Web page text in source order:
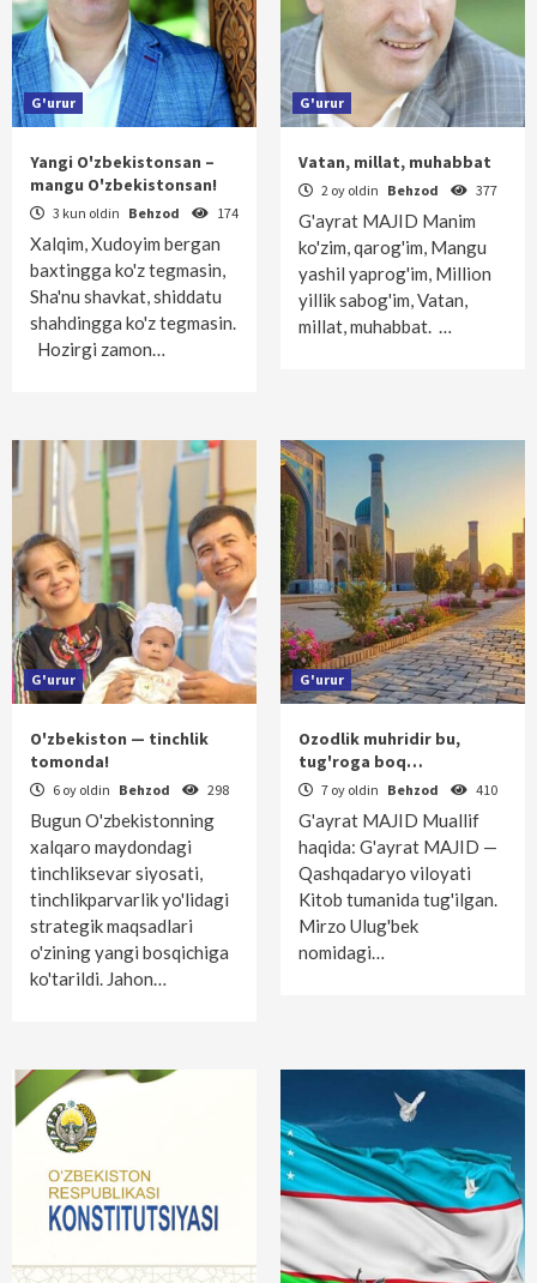
G'urur
Yangi O'zbekistonsan –
mangu O'zbekistonsan!
3 kun oldin Behzod 174
Xalqim, Xudoyim bergan
baxtingga ko'z tegmasin,
Sha'nu shavkat, shiddatu
shahdingga ko'z tegmasin.
Hozirgi zamon…
G'urur
Vatan, millat, muhabbat
2 oy oldin Behzod 377
G'ayrat MAJID Manim
ko'zim, qarog'im, Mangu
yashil yaprog'im, Million
yillik sabog'im, Vatan,
millat, muhabbat. …
G'urur
O'zbekiston — tinchlik
tomonda!
6 oy oldin Behzod 298
Bugun O'zbekistonning
xalqaro maydondagi
tinchliksevar siyosati,
tinchlikparvarlik yo'lidagi
strategik maqsadlari
o'zining yangi bosqichiga
ko'tarildi. Jahon…
G'urur
Ozodlik muhridir bu,
tug'roga boq…
7 oy oldin Behzod 410
G'ayrat MAJID Muallif
haqida: G'ayrat MAJID —
Qashqadaryo viloyati
Kitob tumanida tug'ilgan.
Mirzo Ulug'bek
nomidagi…